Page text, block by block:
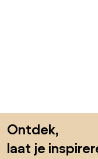
Ontdek,
laat je